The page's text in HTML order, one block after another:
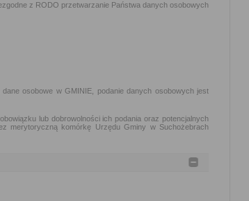
z RODO przetwarzanie Państwa danych osobowych
osobowe w GMINIE, podanie danych osobowych jest
lub dobrowolności ich podania oraz potencjalnych
merytoryczną komórkę Urzędu Gminy w Suchożebrach